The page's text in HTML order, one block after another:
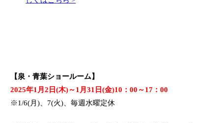
【泉・青葉ショールーム】
2025年1月2日(木)～1月31日(金)10：00～17：00
※1/6(月)、7(火)、毎週水曜定休